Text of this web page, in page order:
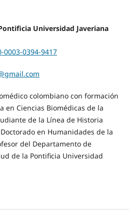
Universidad Javeriana
0394-9417
colombiano con formación
en Ciencias Biomédicas de la
de la Línea de Historia
en Humanidades de la
del Departamento de
de la Pontificia Universidad